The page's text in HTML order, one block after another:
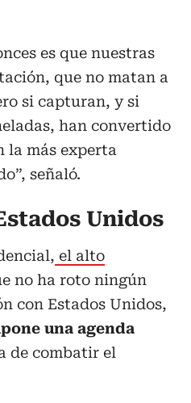
es que nuestras
que no matan a
si capturan, y si
han convertido
la más experta
señaló.
Unidos
el alto
no ha roto ningún
con Estados Unidos,
una agenda
de combatir el